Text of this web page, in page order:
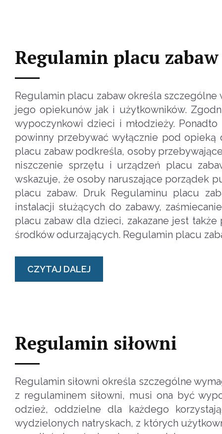
Regulamin placu zabaw
Regulamin placu zabaw określa
jego opiekunów jak i użytkowników.
wypoczynkowi dzieci i młodzieży.
powinny przebywać wyłącznie pod
placu zabaw podkreśla, osoby
niszczenie sprzętu i urządzeń placu
wskazuje, że osoby naruszające porządek
placu zabaw. Druk Regulaminu placu
instalacji służących do zabawy,
placu zabaw dla dzieci, zakazane jest
środków odurzających. Regulamin placu
CZYTAJ DALEJ
Regulamin siłowni
Regulamin siłowni określa szczególne
z regulaminem siłowni, musi ona być
odzież, oddzielne dla każdego
wydzielonych natryskach, z których